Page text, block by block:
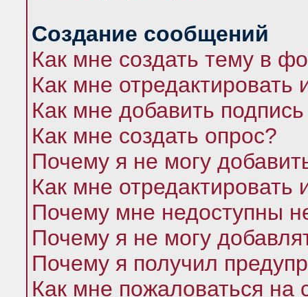
Создание сообщений
Как мне создать тему в
Как мне
Как мне добавить
Как мне создать опрос?
Почему я не могу
Как мне отредактировать
Почему мне недоступны
Почему я не могу
Почему я получил
Как мне пожаловаться